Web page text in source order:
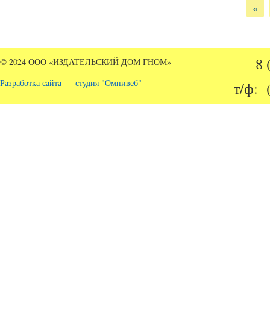
«
© 2024 ООО «ИЗДАТЕЛЬСКИЙ ДОМ ГНОМ»
Разработка сайта — студия "Омнивеб"
8
т/ф: